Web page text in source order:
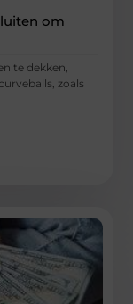
om
te dekken,
zoals